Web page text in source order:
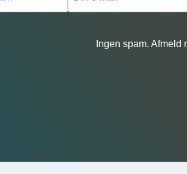
Ingen spam. Afmeld